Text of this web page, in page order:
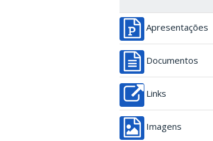
Apresentações
Documentos
Links
Imagens